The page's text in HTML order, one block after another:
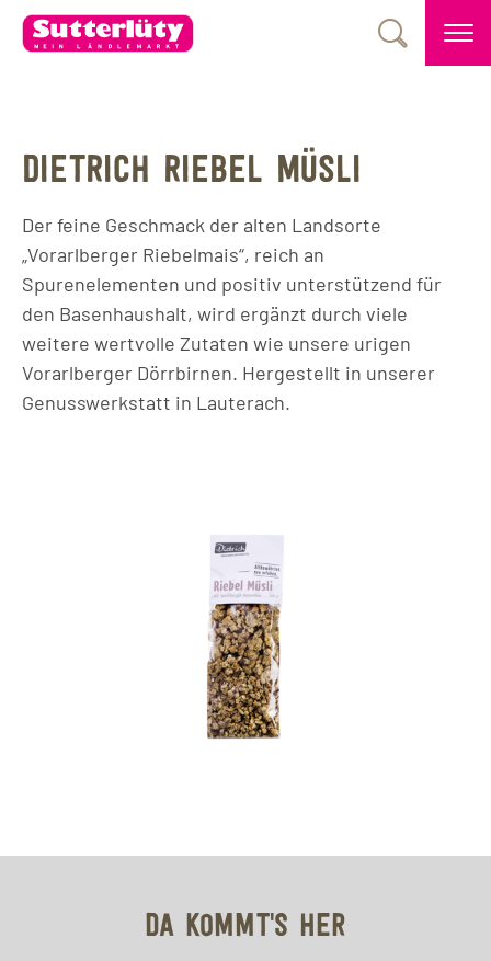
DIETRICH RIEBEL MÜSLI
Der feine Geschmack der alten Landsorte
„Vorarlberger Riebelmais“, reich an
Spurenelementen und positiv unterstützend für
den Basenhaushalt, wird ergänzt durch viele
weitere wertvolle Zutaten wie unsere urigen
Vorarlberger Dörrbirnen. Hergestellt in unserer
Genusswerkstatt in Lauterach.
DA KOMMT'S HER